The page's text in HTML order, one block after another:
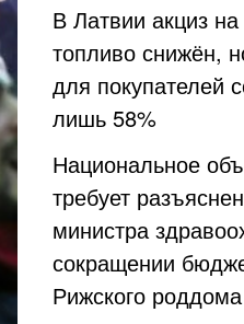
В Латвии акциз
топливо снижён,
для покупателей
лишь 58%
Национальное
требует
министра
сокращении
Рижского роддома